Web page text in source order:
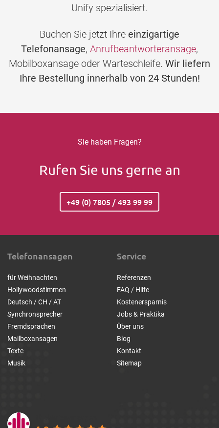
Unify spezialisiert.
Buchen Sie jetzt Ihre einzigartige
Telefonansage, Anrufbeantworteransage,
Mobilboxansage oder Warteschleife. Wir liefern
Ihre Bestellung innerhalb von 24 Stunden!
Sie haben Fragen?
Rufen Sie uns gerne an
+49 (0) 7805 / 493 99 99
Telefonansagen
für Weihnachten
Hollywoodstimmen
Deutsch / CH / AT
Synchronsprecher
Fremdsprachen
Mailboxansagen
Texte
Musik
Service
Referenzen
FAQ / Hilfe
Kostenersparnis
Jobs & Praktika
Über uns
Blog
Kontakt
Sitemap